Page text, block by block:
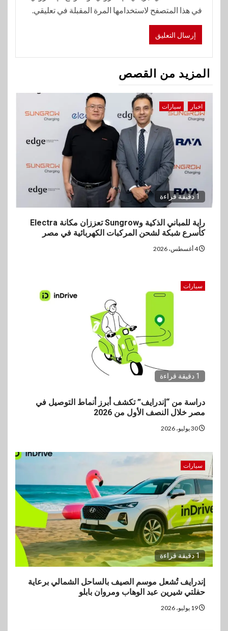
في هذا المتصفح لاستخدامها المرة المقبلة في تعليقي.
المزيد من القصص
اخبار سيارات
1 دقيقة قراءة
راية للمباني الذكية وSungrow تعززان مكانة Electra
كأسرع شبكة لشحن المركبات الكهربائية في مصر
4 أغسطس، 2026
سيارات
1 دقيقة قراءة
دراسة من “إندرايف” تكشف أبرز أنماط التوصيل في
مصر خلال النصف الأول من 2026
سيارات
1 دقيقة قراءة
إندرايف تُشعل موسم الصيف بالساحل الشمالي برعاية
حفلتي شيرين عبد الوهاب ومروان بابلو